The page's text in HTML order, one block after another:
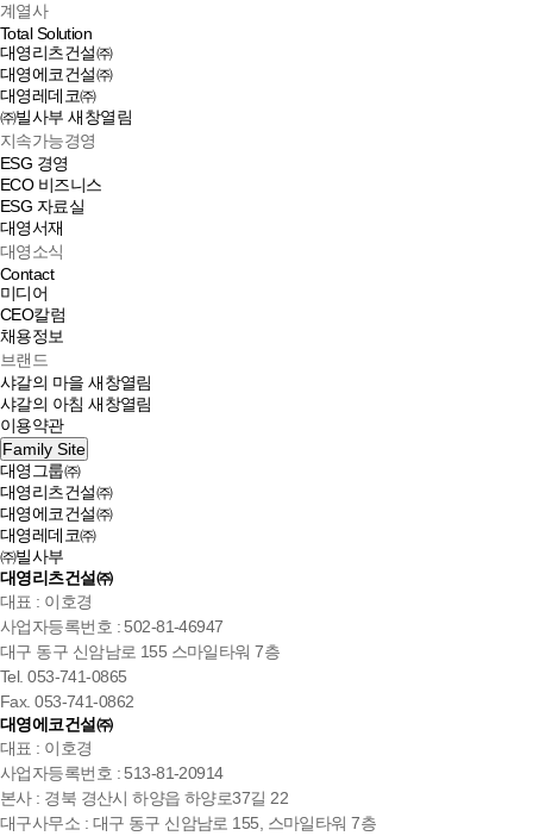
계열사
Total Solution
대영리츠건설㈜
대영에코건설㈜
대영레데코㈜
㈜빌사부새창열림
지속가능경영
ESG 경영
ECO 비즈니스
ESG 자료실
대영서재
대영소식
Contact
미디어
CEO칼럼
채용정보
브랜드
샤갈의 마을새창열림
샤갈의 아침새창열림
이용약관
Family Site
대영그룹㈜
대영리츠건설㈜
대영에코건설㈜
대영레데코㈜
㈜빌사부
대영리츠건설㈜
대표 : 이호경
사업자등록번호 : 502-81-46947
대구 동구 신암남로 155 스마일타워 7층
Tel. 053-741-0865
Fax. 053-741-0862
대영에코건설㈜
대표 : 이호경
사업자등록번호 : 513-81-20914
본사 : 경북 경산시 하양읍 하양로37길 22
대구사무소 : 대구 동구 신암남로 155, 스마일타워 7층